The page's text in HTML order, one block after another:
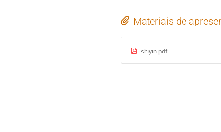
Materiais de
shiyin.pdf